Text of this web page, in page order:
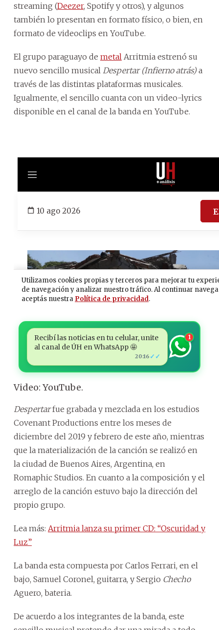
streaming (Deezer, Spotify y otros), y algunos
también lo presentan en formato físico, o bien, en
formato de videoclips en YouTube.
El grupo paraguayo de metal Arritmia estrenó su
nuevo sencillo musical Despertar (Infierno atrás)a
través de las distintas plataformas musicales.
Igualmente, el sencillo cuanta con un video-lyrics
disponible en el canal de la banda en YouTube.
Recibí las noticias en tu celular, unite
al canal de ÚH en WhatsApp 🤩
20:16 ✓✓
1
Video: YouTube.
Despertarfue grabada y mezclada en los estudios
Covenant Productions entre los meses de
diciembre del 2019 y febrero de este año, mientras
que la materialización de la canción se realizó en
la ciudad de Buenos Aires, Argentina, en
Romaphic Studios. En cuanto a la composición y el
arreglo de la canción estuvo bajo la dirección del
propio grupo.
Lea más: Arritmia lanza su primer CD: “Oscuridad y
Luz”
La banda esta compuesta por Carlos Ferrari, en el
bajo, Samuel Coronel, guitarra, y Sergio Checho
Aguero, bateria.
De acuerdo a los integrantes de la banda, este